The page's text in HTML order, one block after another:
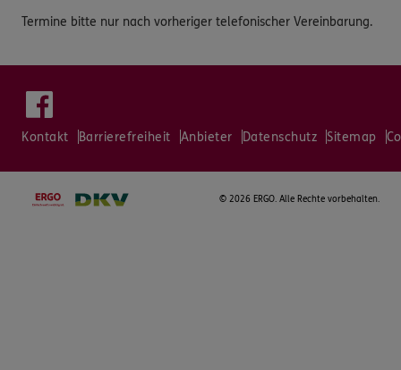
Termine bitte nur nach vorheriger telefonischer Vereinbarung.
Kontakt Barrierefreiheit Anbieter Datenschutz Sitemap
© 2026 ERGO. Alle Rechte vorbehalten.